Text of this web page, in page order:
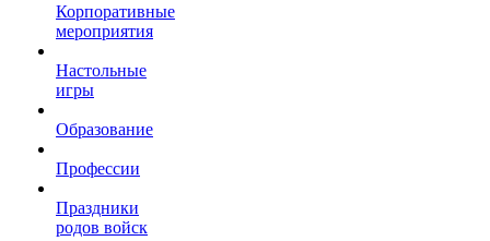
Корпоративные
мероприятия
Настольные
игры
Образование
Профессии
Праздники
родов войск